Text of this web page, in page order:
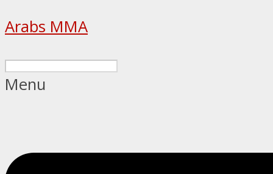
Arabs MMA
Menu